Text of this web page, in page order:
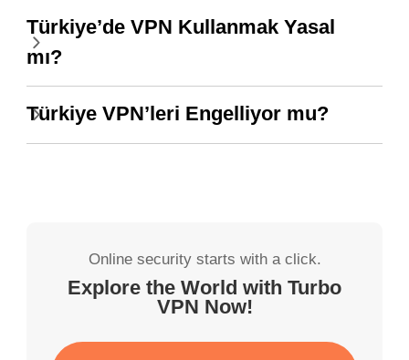
Türkiye’de VPN Kullanmak Yasal
mı?
Türkiye VPN’leri Engelliyor mu?
Online security starts with a click.
Explore the World with Turbo
VPN Now!